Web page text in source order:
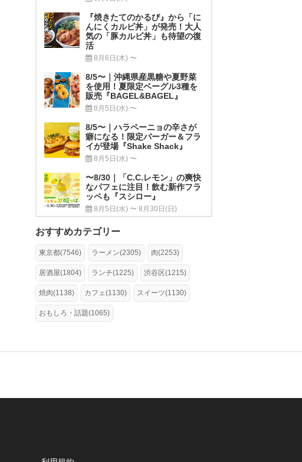
『焼きたてのかるび』から「に
んにくカルビ丼」が発売！大人
気の「豚カルビ丼」も待望の復
活
8月6日(木) 〜
8/5〜｜沖縄県産黒糖や夏野菜
を使用！夏限定ベーグル3種を
販売『BAGEL&BAGEL』
8月5日(水) 〜
8/5〜｜ハラペーニョの辛さが
癖になる！限定バーガー＆フラ
イが登場『Shake Shack』
8月5日(水) 〜
〜8/30｜「C.C.レモン」の爽快
なパフェに注目！飲む新作フラ
ッペも『スシロー』
8月5日(水) 〜 8月30日(日)
おすすめカテゴリー
東京都(7546) ラーメン(2305) 肉(2253)
居酒屋(1804) ランチ(1225) 渋谷区(1215)
焼肉(1138) カフェ(1130) スイーツ(1130)
おもしろ・話題(1065)